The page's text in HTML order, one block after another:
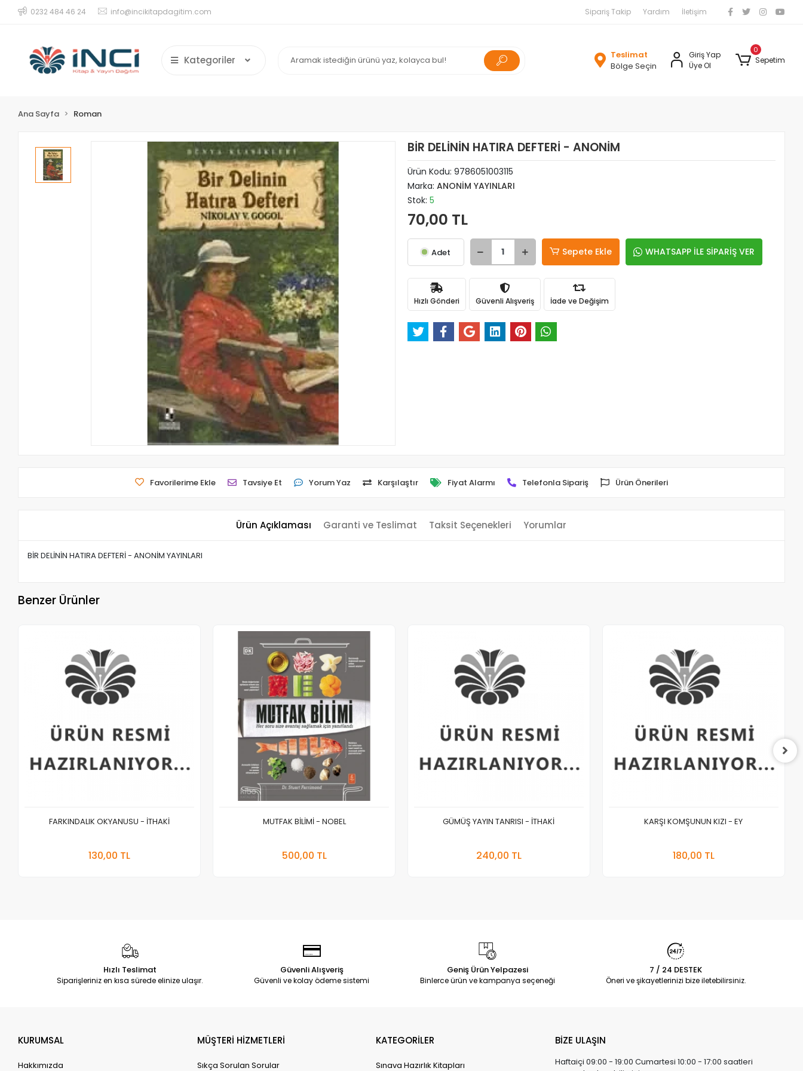
0232 484 46 24 info@incikitapdagitim.com Sipariş Takip Yardım İletişim
Kategoriler
Teslimat
Bölge Seçin
Giriş Yap
Üye Ol
0
Sepetim
Ana Sayfa Roman
BİR DELİNİN HATIRA DEFTERİ - ANONİM
Ürün Kodu: 9786051003115
Marka: ANONİM YAYINLARI
Stok: 5
70,00 TL
Adet Sepete Ekle WHATSAPP İLE SİPARİŞ VER
Hızlı Gönderi Güvenli Alışveriş İade ve Değişim
Favorilerime Ekle Tavsiye Et Yorum Yaz Karşılaştır Fiyat Alarmı Telefonla Sipariş Ürün Önerileri
Ürün Açıklaması Garanti ve Teslimat Taksit Seçenekleri Yorumlar
BİR DELİNİN HATIRA DEFTERİ - ANONİM YAYINLARI
Benzer Ürünler
FARKINDALIK OKYANUSU - İTHAKİ
130,00 TL
MUTFAK BİLİMİ - NOBEL
500,00 TL
GÜMÜŞ YAYIN TANRISI - İTHAKİ
240,00 TL
KARŞI KOMŞUNUN KIZI - EY
180,00 TL
Hızlı Teslimat
Siparişleriniz en kısa sürede elinize ulaşır.
Güvenli Alışveriş
Güvenli ve kolay ödeme sistemi
Geniş Ürün Yelpazesi
Binlerce ürün ve kampanya seçeneği
7 / 24 DESTEK
Öneri ve şikayetlerinizi bize iletebilirsiniz.
KURUMSAL
Hakkımızda
MÜŞTERİ HİZMETLERİ
Sıkça Sorulan Sorular
KATEGORİLER
Sınava Hazırlık Kitapları
BİZE ULAŞIN
Haftaiçi 09:00 - 19:00 Cumartesi 10:00 - 17:00 saatleri